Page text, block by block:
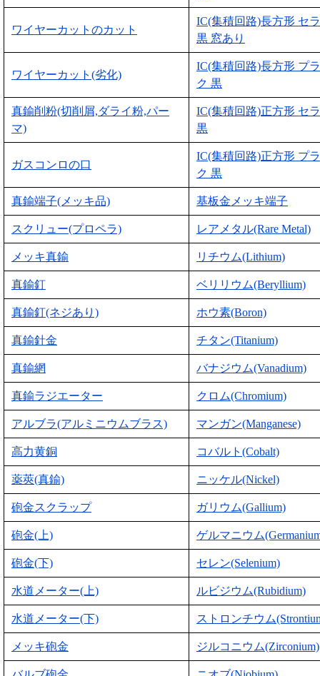
ワイヤーカットのカット
IC(集積回路)長方形 セ
黒 窓あり
ワイヤーカット(劣化)
IC(集積回路)長方形 プ
ク 黒
真鍮削粉(切削屑,ダライ粉,パー
マ)
IC(集積回路)正方形 セ
黒
ガスコンロの口
IC(集積回路)正方形 プ
ク 黒
真鍮端子(メッキ品) 基板金メッキ端子
スクリュー(プロペラ) レアメタル(Rare Metal)
メッキ真鍮 リチウム(Lithium)
真鍮釘 ベリリウム(Beryllium)
真鍮釘(ネジあり) ホウ素(Boron)
真鍮針金 チタン(Titanium)
真鍮網 バナジウム(Vanadium)
真鍮ラジエーター クロム(Chromium)
アルブラ(アルミニウムブラス) マンガン(Manganese)
高力黄銅 コバルト(Cobalt)
薬莢(真鍮) ニッケル(Nickel)
砲金スクラップ ガリウム(Gallium)
砲金(上) ゲルマニウム
砲金(下) セレン(Selenium)
水道メーター(上) ルビジウム(Rubidium)
水道メーター(下) ストロンチウム
メッキ砲金 ジルコニウム(Zirconium)